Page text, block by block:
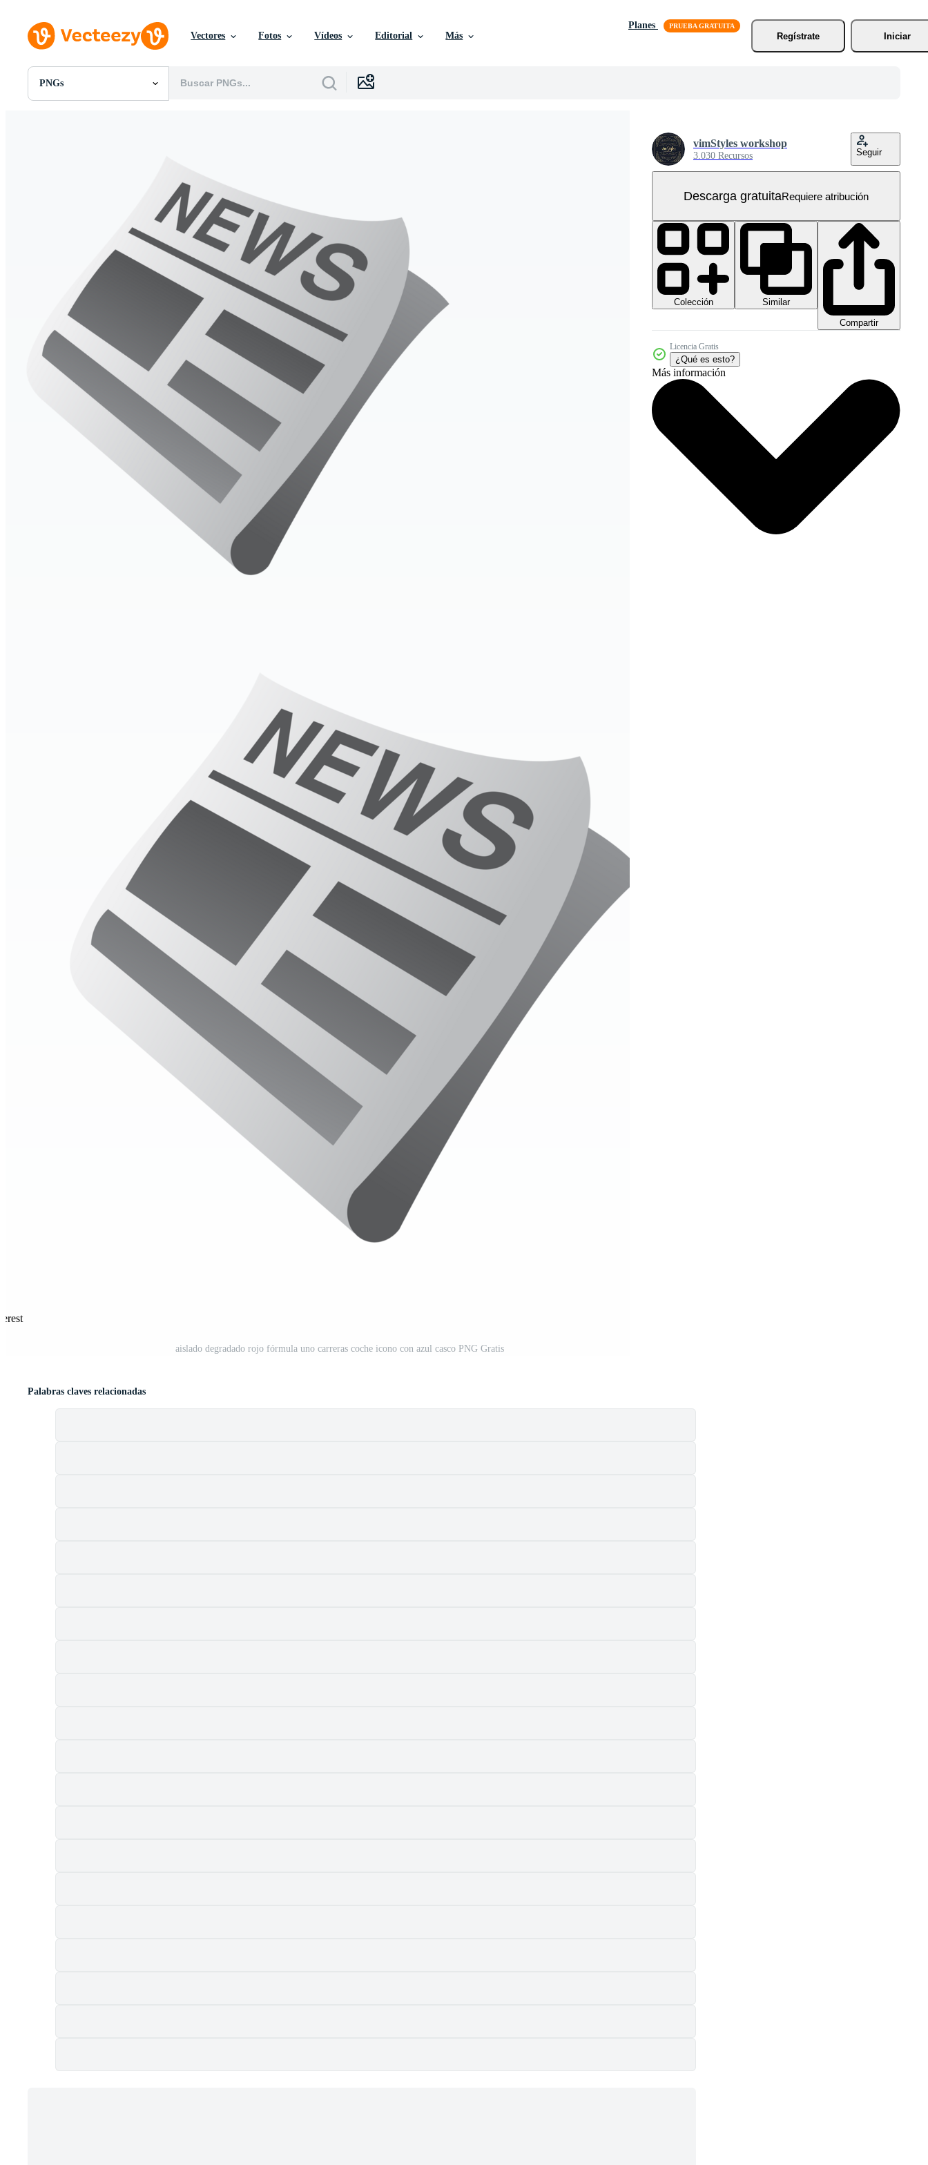
Vectores Fotos Vídeos Editorial Más
Planes
Regístrate
Iniciar
PNGs
Todas Imágenes
Gráficos en Movimiento
Imágenes Editoriales
aislado degradado rojo fórmula uno carreras coche icono con azul casco PNG Gratis
vimStyles workshop
3.030 Recursos Seguir
Descarga gratuitaRequiere atribución
Colección
Similar
Compartir
Licencia Gratis
¿Qué es esto?
Más información
Palabras claves relacionadas